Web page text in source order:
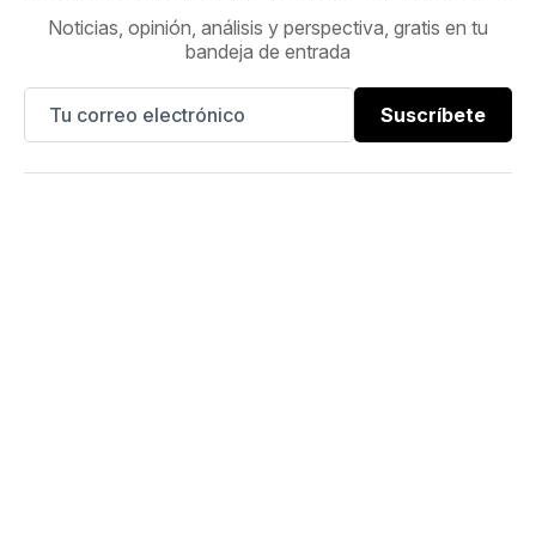
Noticias, opinión, análisis y perspectiva, gratis en tu
bandeja de entrada
Suscríbete